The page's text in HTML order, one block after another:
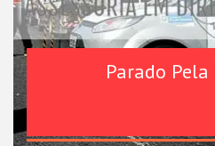
Parado Pela